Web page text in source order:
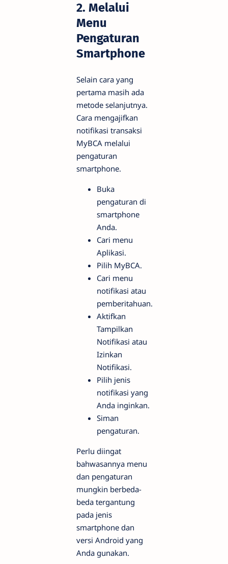
2. Melalui
Menu
Pengaturan
Smartphone
Selain cara yang
pertama masih ada
metode selanjutnya.
Cara mengajifkan
notifikasi transaksi
MyBCA melalui
pengaturan
smartphone.
Buka
pengaturan di
smartphone
Anda.
Cari menu
Aplikasi.
Pilih MyBCA.
Cari menu
notifikasi atau
pemberitahuan.
Aktifkan
Tampilkan
Notifikasi atau
Izinkan
Notifikasi.
Pilih jenis
notifikasi yang
Anda inginkan.
Siman
pengaturan.
Perlu diingat
bahwasannya menu
dan pengaturan
mungkin berbeda-
beda tergantung
pada jenis
smartphone dan
versi Android yang
Anda gunakan.